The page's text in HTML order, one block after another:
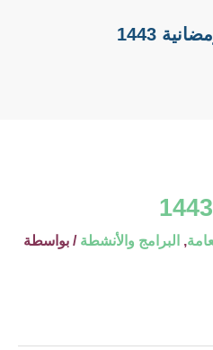
1443
, البرامج والأنشطة / بواسطة